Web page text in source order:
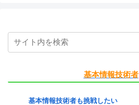
基本情報技術者
基本情報技術者も挑戦したい